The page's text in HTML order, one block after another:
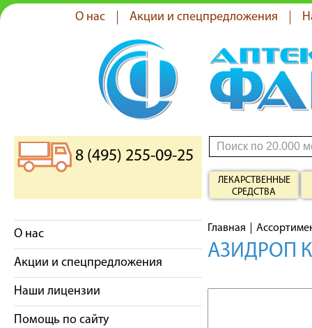
О нас Акции и спецпредложения
8 (495) 255-09-25
ЛЕКАРСТВЕННЫЕ
СРЕДСТВА
О нас
Акции и спецпредложения
Наши лицензии
Помощь по сайту
Главная
АЗИДРОП